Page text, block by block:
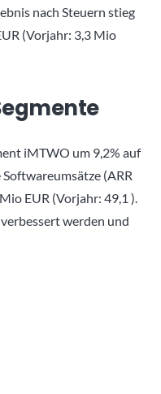
nach Steuern stieg
(Vorjahr: 3,3 Mio
iMTWO um 9,2% auf
(ARR
EUR (Vorjahr: 49,1 ).
werden und